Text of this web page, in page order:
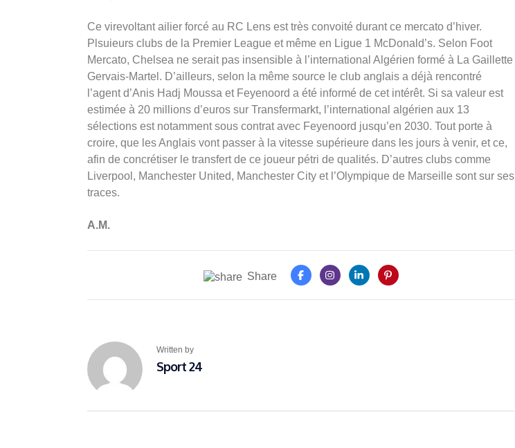
Ce virevoltant ailier forcé au RC Lens est très convoité durant ce mercato d’hiver.
Plsuieurs clubs de la Premier League et même en Ligue 1 McDonald’s. Selon Foot
Mercato, Chelsea ne serait pas insensible à l’international Algérien formé à La Gaillette
Gervais-Martel. D’ailleurs, selon la même source le club anglais a déjà rencontré
l’agent d’Anis Hadj Moussa et Feyenoord a été informé de cet intérêt. Si sa valeur est
estimée à 20 millions d’euros sur Transfermarkt, l’international algérien aux 13
sélections est notamment sous contrat avec Feyenoord jusqu’en 2030. Tout porte à
croire, que les Anglais vont passer à la vitesse supérieure dans les jours à venir, et ce,
afin de concrétiser le transfert de ce joueur pétri de qualités. D’autres clubs comme
Liverpool, Manchester United, Manchester City et l’Olympique de Marseille sont sur ses
traces.
A.M.
Share
Written by
Sport 24